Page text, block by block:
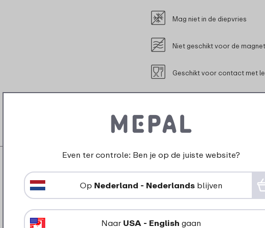
Mag niet in de diepvries
Niet geschikt voor de
Geschikt voor contact met
Bijpassende
Even ter controle: Ben je op de juiste website?
Op Nederland - Nederlands blijven
Naar USA - English gaan